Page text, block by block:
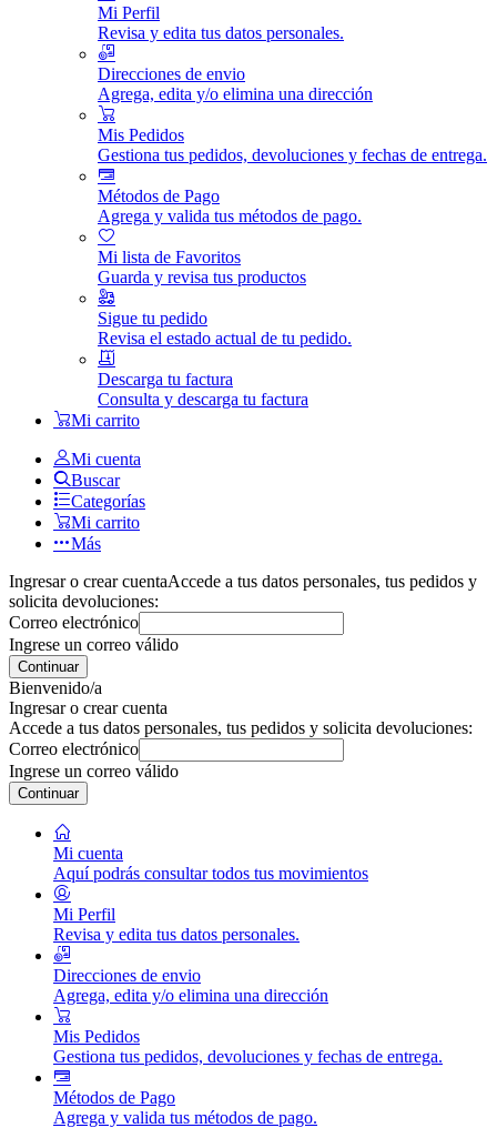
Mi Perfil
Revisa y edita tus datos personales.
Direcciones de envio
Agrega, edita y/o elimina una dirección
Mis Pedidos
Gestiona tus pedidos, devoluciones y fechas de entrega.
Métodos de Pago
Agrega y valida tus métodos de pago.
Mi lista de Favoritos
Guarda y revisa tus productos
Sigue tu pedido
Revisa el estado actual de tu pedido.
Descarga tu factura
Consulta y descarga tu factura
Mi carrito
Mi cuenta
Buscar
Categorías
Mi carrito
Más
Ingresar o crear cuentaAccede a tus datos personales, tus pedidos y
solicita devoluciones:
Correo electrónico
Ingrese un correo válido
Continuar
Bienvenido/a
Ingresar o crear cuenta
Accede a tus datos personales, tus pedidos y solicita devoluciones:
Correo electrónico
Ingrese un correo válido
Continuar
Mi cuenta
Aquí podrás consultar todos tus movimientos
Mi Perfil
Revisa y edita tus datos personales.
Direcciones de envio
Agrega, edita y/o elimina una dirección
Mis Pedidos
Gestiona tus pedidos, devoluciones y fechas de entrega.
Métodos de Pago
Agrega y valida tus métodos de pago.